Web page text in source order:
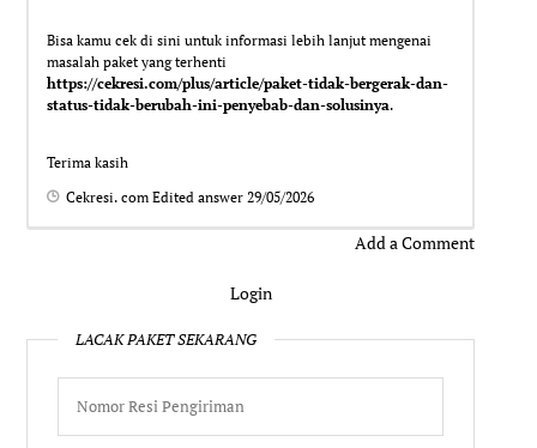
Bisa kamu cek di sini untuk informasi lebih lanjut mengenai
masalah paket yang terhenti
https://cekresi.com/plus/article/paket-tidak-bergerak-dan-
status-tidak-berubah-ini-penyebab-dan-solusinya.
Terima kasih
Cekresi. com Edited answer 29/05/2026
Add a Comment
Login
LACAK PAKET SEKARANG